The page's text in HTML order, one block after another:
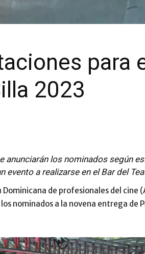
para
2023
anunciarán los nominados según
evento a realizarse en el Bar del
de profesionales del cine
nominados a la novena entrega de